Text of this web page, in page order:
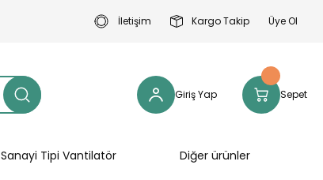
İletişim Kargo Takip Üye Ol
Giriş Yap Sepet
Sanayi Tipi Vantilatör Diğer ürünler